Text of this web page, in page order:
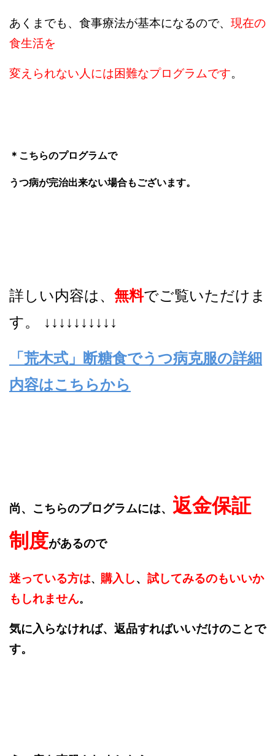
あくまでも、食事療法が基本になるので、 現在の
食生活を
変えられない人には困難なプログラムです。
＊こちらのプログラムで
うつ病が完治出来ない場合もございます。
詳しい内容は、 無料でご覧いただけま
す。 ↓↓↓↓↓↓↓↓↓↓
「荒木式」断糖食でうつ病克服の詳細
内容はこちらから
尚、こちらのプログラムには、 返金保証
制度があるので
迷っている方は、 購入し、 試してみるのもいいか
もしれません。
気に入らなければ、返品すればいいだけのことで
す。